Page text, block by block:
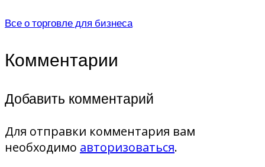
Все о торговле для бизнеса
Комментарии
Добавить комментарий
Для отправки комментария вам
необходимо авторизоваться.